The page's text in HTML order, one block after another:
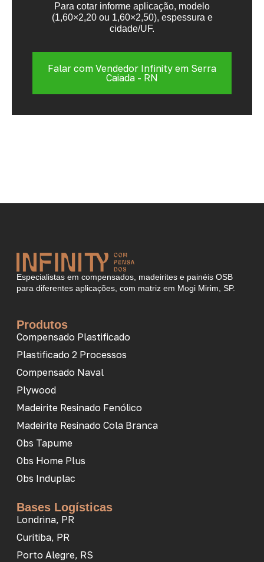
Para cotar informe aplicação, modelo
(1,60×2,20 ou 1,60×2,50), espessura e
cidade/UF.
Falar com Vendedor Infinity em Serra
Caiada - RN
Especialistas em compensados, madeirites e painéis OSB
para diferentes aplicações, com matriz em Mogi Mirim, SP.
Produtos
Compensado Plastificado
Plastificado 2 Processos
Compensado Naval
Plywood
Madeirite Resinado Fenólico
Madeirite Resinado Cola Branca
Obs Tapume
Obs Home Plus
Obs Induplac
Bases Logísticas
Londrina, PR
Curitiba, PR
Porto Alegre, RS